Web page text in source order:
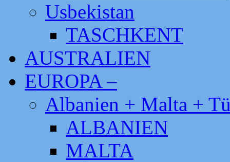
Usbekistan
TASCHKENT
AUSTRALIEN
EUROPA –
Albanien + Malta +
ALBANIEN
MALTA